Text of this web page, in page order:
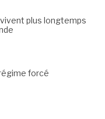
plus longtemps
forcé